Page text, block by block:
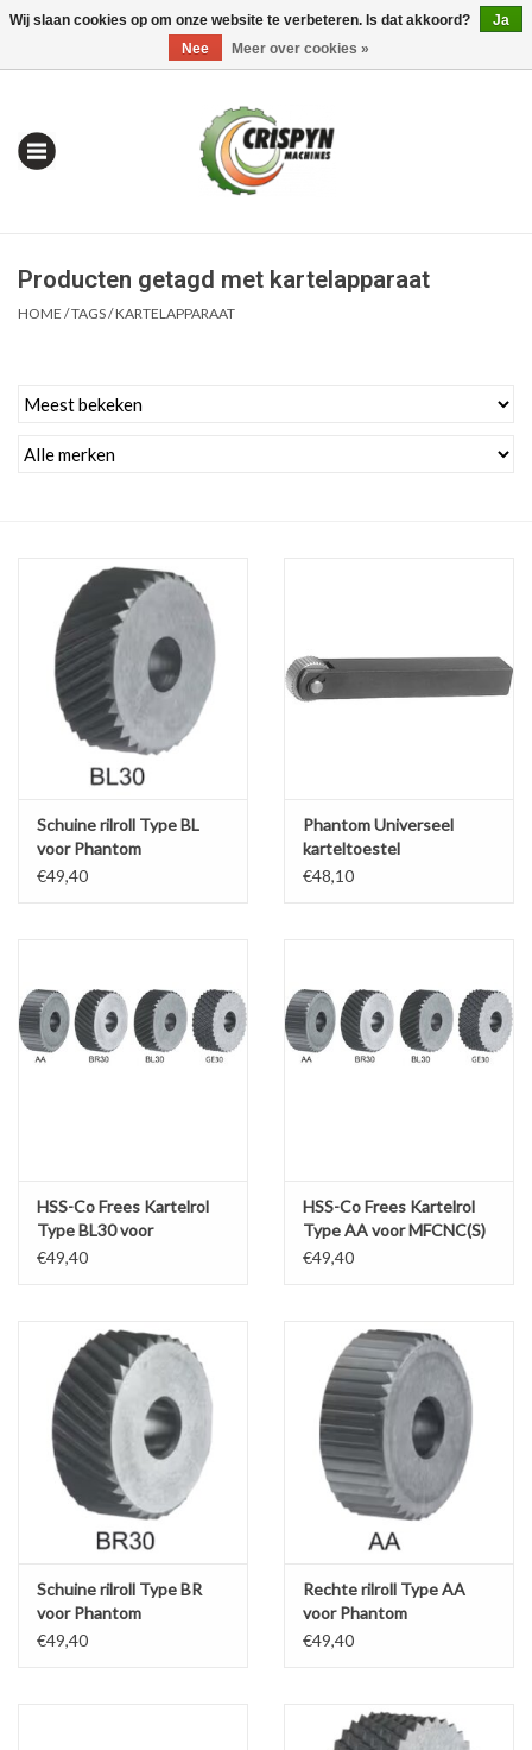
0 Artikelen - €0,00 Mijn account / Registreren
| Alles om te Meten |
Alles om te Frezen |
Alles om te Draaien |
Alles om te Zagen |
Alles om te Lassen |
Schroefdraad snijden |
Verspaanbaar materiaal |
Varia |
Cadeaubonnen &
Onderdelen |
Oliën & Smeermiddelen |
TIPS & KENNIS
Producten getagd met kartelapparaat
HOME /TAGS/KARTELAPPARAAT
Schuine rilroll Type BL
voor Phantom
karteltoestel
€49,40
Phantom Universeel
karteltoestel
€48,10
HSS-Co Frees Kartelrol
Type BL30 voor
MFCNC(S)
€49,40
HSS-Co Frees Kartelrol
Type AA voor MFCNC(S)
€49,40
Schuine rilroll Type BR
voor Phantom
karteltoestel
€49,40
Rechte rilroll Type AA
voor Phantom
karteltoestel
€49,40
Wij slaan cookies op om onze website te verbeteren. Is dat akkoord?
Ja
Nee
Meer over cookies »